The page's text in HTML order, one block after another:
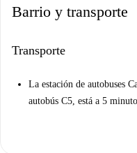
Barrio y transporte
Transporte
La estación de autobuses
autobús C5, está a 5